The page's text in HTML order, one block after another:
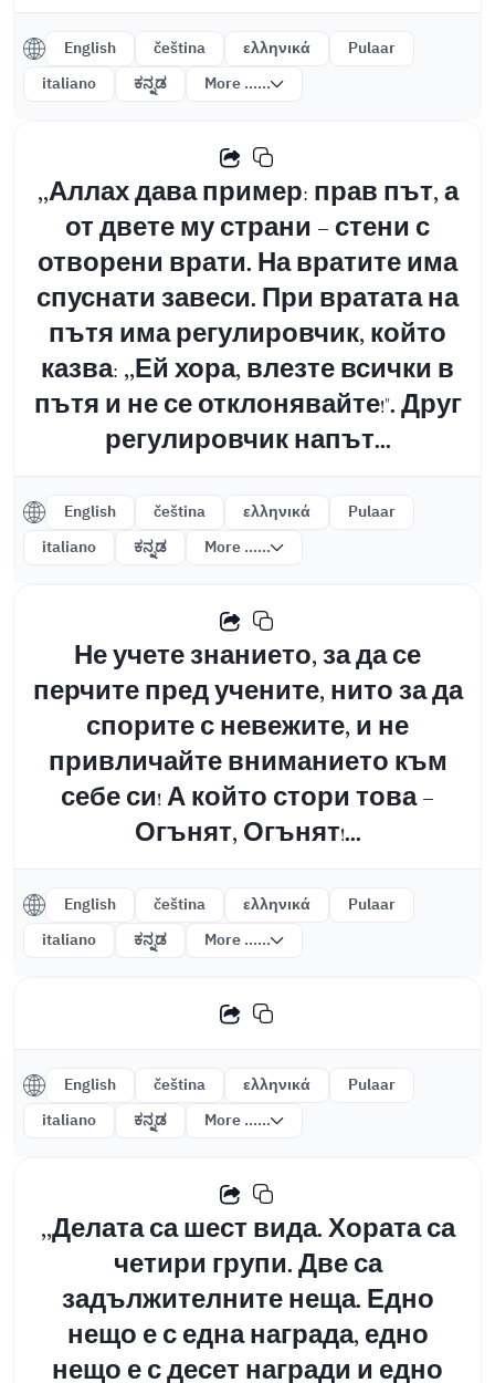
English čeština ελληνικά
Pulaar
italiano
ಕನ್ನಡ More ......
,,Аллах дава пример: прав път, а
от двете му страни - стени с
отворени врати. На вратите има
спуснати завеси. При вратата на
пътя има регулировчик, който
казва: ,,Ей хора, влезте всички в
пътя и не се отклонявайте!". Друг
регулировчик напът...
English čeština ελληνικά
Pulaar
italiano
ಕನ್ನಡ More ......
Не учете знанието, за да се
перчите пред учените, нито за да
спорите с невежите, и не
привличайте вниманието към
себе си! А който стори това -
Огънят, Огънят!...
English čeština ελληνικά
Pulaar
italiano
ಕನ್ನಡ More ......
English čeština ελληνικά
Pulaar
italiano
ಕನ್ನಡ More ......
,,Делата са шест вида. Хората са
четири групи. Две са
задължителните неща. Едно
нещо е с една награда, едно
нещо е с десет награди и едно